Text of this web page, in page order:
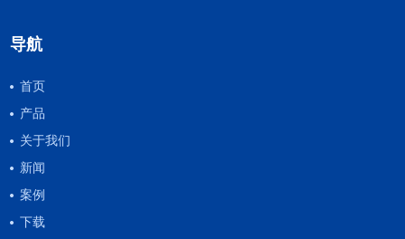
导航
首页
产品
关于我们
新闻
案例
下载